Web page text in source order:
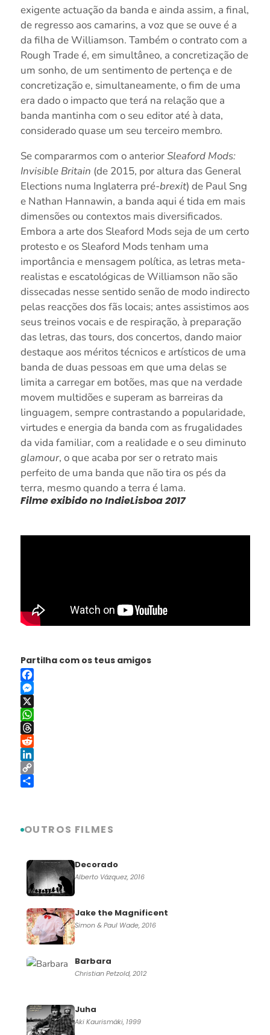
exigente actuação da banda e ainda assim, a final,
de regresso aos camarins, a voz que se ouve é a
da filha de Williamson. Também o contrato com a
Rough Trade é, em simultâneo, a concretização de
um sonho, de um sentimento de pertença e de
concretização e, simultaneamente, o fim de uma
era dado o impacto que terá na relação que a
banda mantinha com o seu editor até à data,
considerado quase um seu terceiro membro.
Se compararmos com o anteriorSleaford Mods:
Invisible Britain (de 2015, por altura das General
Elections numa Inglaterra pré-brexit) de Paul Sng
e Nathan Hannawin, a banda aqui é tida em mais
dimensões ou contextos mais diversificados.
Embora a arte dos Sleaford Mods seja de um certo
protesto e os Sleaford Mods tenham uma
importância e mensagem política, as letras meta-
realistas e escatológicas de Williamson não são
dissecadas nesse sentido senão de modo indirecto
pelas reacções dos fãs locais; antes assistimos aos
seus treinos vocais e de respiração, à preparação
das letras, das tours, dos concertos, dando maior
destaque aos méritos técnicos e artísticos de uma
banda de duas pessoas em que uma delas se
limita a carregar em botões, mas que na verdade
movem multidões e superam as barreiras da
linguagem, sempre contrastando a popularidade,
virtudes e energia da banda com as frugalidades
da vida familiar, com a realidade e o seu diminuto
glamour, o que acaba por ser o retrato mais
perfeito de uma banda que não tira os pés da
terra, mesmo quando a terra é lama.
Filme exibido no IndieLisboa 2017
Partilha com os teus amigos
Facebook
Messenger
X
WhatsApp
Threads
Reddit
LinkedIn
Copy
OUTROS FILMES
Decorado
Alberto Vázquez, 2016
Jake the Magnificent
Simon & Paul Wade, 2016
Barbara
Christian Petzold, 2012
Juha
Aki Kaurismäki, 1999